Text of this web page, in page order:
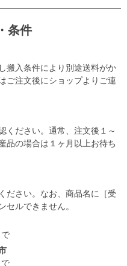
条件
搬入条件により別途送料がか
ご注文後にショップよりご連
ください。通常、注文後１～
品の場合は１ヶ月以上お待ち
ださい。なお、商品名に［受
セルできません。